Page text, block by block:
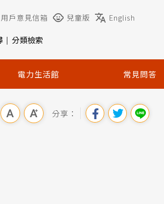
用戶意見信箱 兒童版 English
分類檢索
電力生活館 常見問答
分享：